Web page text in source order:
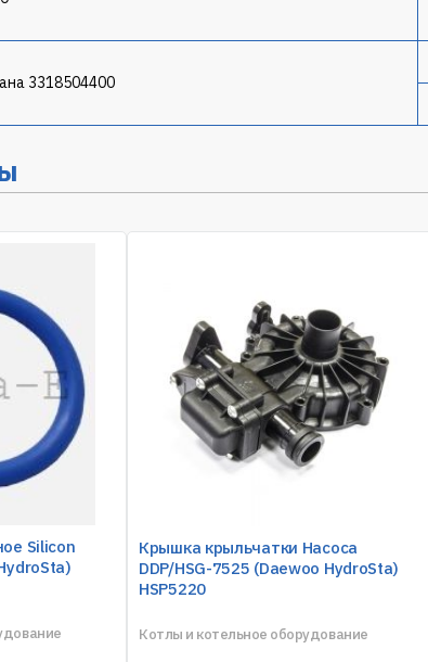
3318504400
Silicon
Крышка крыльчатки Насоса
DDP/HSG-7525 (Daewoo HydroSta)
HSP5220
Котлы и котельное оборудование